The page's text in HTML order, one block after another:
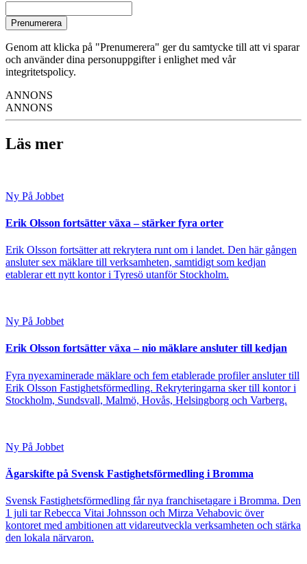
Prenumerera
Genom att klicka på "Prenumerera" ger du samtycke till att vi sparar
och använder dina personuppgifter i enlighet med vår
integritetspolicy.
ANNONS
ANNONS
Läs mer
Ny På Jobbet
Erik Olsson fortsätter växa – stärker fyra orter
Erik Olsson fortsätter att rekrytera runt om i landet. Den här gången
ansluter sex mäklare till verksamheten, samtidigt som kedjan
etablerar ett nytt kontor i Tyresö utanför Stockholm.
Ny På Jobbet
Erik Olsson fortsätter växa – nio mäklare ansluter till kedjan
Fyra nyexaminerade mäklare och fem etablerade profiler ansluter till
Erik Olsson Fastighetsförmedling. Rekryteringarna sker till kontor i
Stockholm, Sundsvall, Malmö, Hovås, Helsingborg och Varberg.
Ny På Jobbet
Ägarskifte på Svensk Fastighetsförmedling i Bromma
Svensk Fastighetsförmedling får nya franchisetagare i Bromma. Den
1 juli tar Rebecca Vitai Johnsson och Mirza Vehabovic över
kontoret med ambitionen att vidareutveckla verksamheten och stärka
den lokala närvaron.